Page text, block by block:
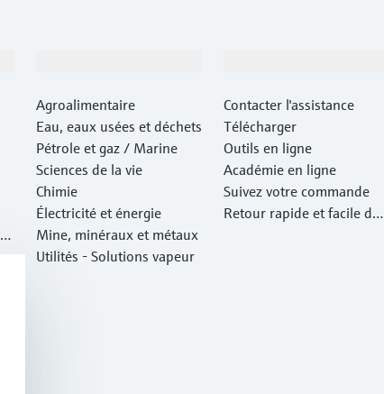
Agroalimentaire
Eau, eaux usées et déchets
Pétrole et gaz / Marine
Sciences de la vie
Chimie
Électricité et énergie
Mine, minéraux et métaux
Utilités - Solutions vapeur
Contacter l'assistance
Télécharger
Outils en ligne
Académie en ligne
Suivez votre commande
Retour rapide et facile des